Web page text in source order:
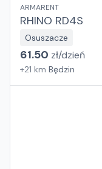
ARMARENT
RHINO RD4S
Osuszacze
61.50 zł/dzień
+21 km Będzin